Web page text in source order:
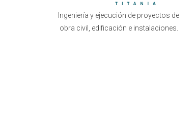
Ingeniería y ejecución de proyectos de
obra civil, edificación e instalaciones.